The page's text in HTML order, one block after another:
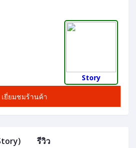
เยี่ยมชมร้านค้า
Story
รีวิว